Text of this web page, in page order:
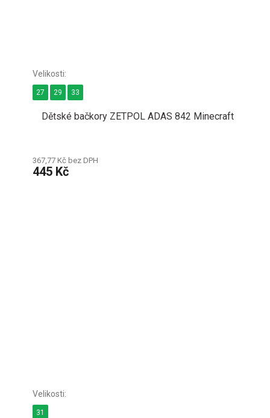
Dětské bačkory ZETPOL ADAS 842 Minecraft
367,77 Kč bez DPH
445 Kč
27 29 33
31